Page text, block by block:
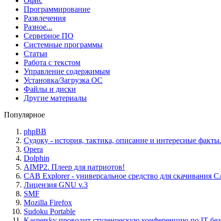
Программирование
Развлечения
Разное...
Серверное ПО
Системные программы
Статьи
Работа с текстом
Управление содержимым
Установка/Загрузка ОС
Файлы и диски
Другие материалы
Популярное
phpBB
Судоку - история, тактика, описание и интересные факты.
Opera
Dolphin
AIMP2. Плеер для патриотов!
CAB Explorer - универсальное средство для скачивания
Лицензия GNU v.3
SMF
Mozilla Firefox
Sudoku Portable